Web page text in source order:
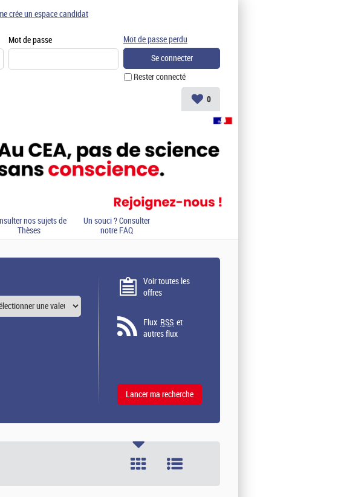
Mot de passe
Rester connecté
Mot de passe perdu
crée un espace candidat
0
nos sujets de
Thèses
Un souci ? Consulter
notre FAQ
Voir toutes les
offres
Flux RSS et
autres flux